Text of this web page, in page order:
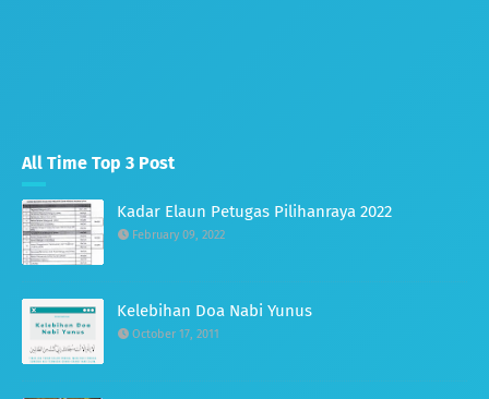
All Time Top 3 Post
Kadar Elaun Petugas Pilihanraya 2022
February 09, 2022
Kelebihan Doa Nabi Yunus
October 17, 2011